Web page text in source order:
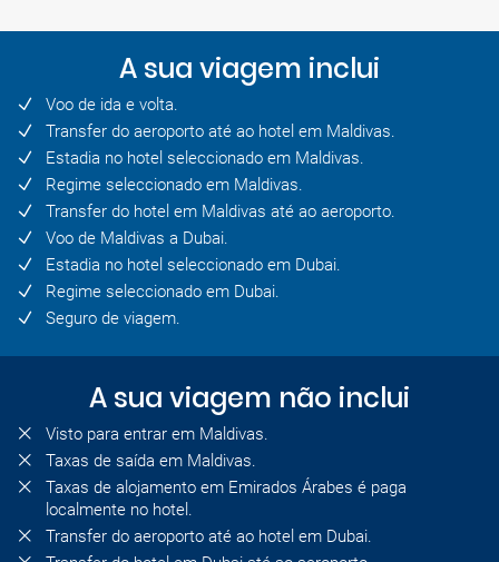
A sua viagem inclui
Voo de ida e volta.
Transfer do aeroporto até ao hotel em Maldivas.
Estadia no hotel seleccionado em Maldivas.
Regime seleccionado em Maldivas.
Transfer do hotel em Maldivas até ao aeroporto.
Voo de Maldivas a Dubai.
Estadia no hotel seleccionado em Dubai.
Regime seleccionado em Dubai.
Seguro de viagem.
A sua viagem não inclui
Visto para entrar em Maldivas.
Taxas de saída em Maldivas.
Taxas de alojamento em Emirados Árabes é paga
localmente no hotel.
Transfer do aeroporto até ao hotel em Dubai.